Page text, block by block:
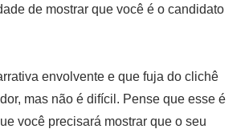
de mostrar que você é o candidato
envolvente e que fuja do clichê
mas não é difícil. Pense que esse é
você precisará mostrar que o seu